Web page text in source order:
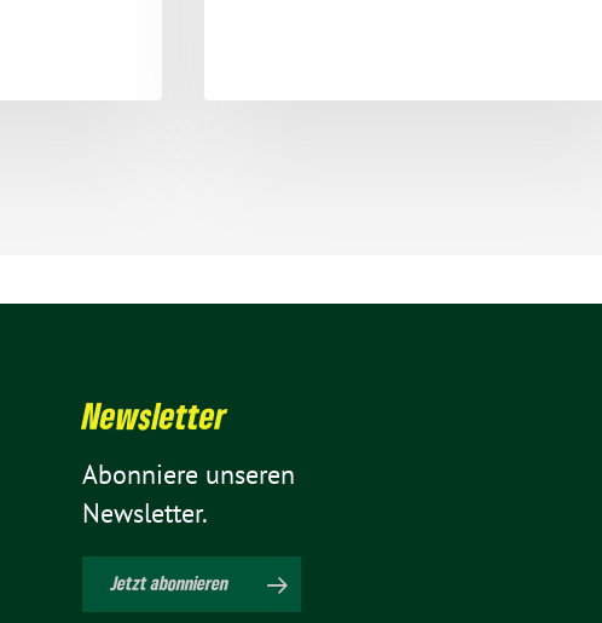
News­letter
Abon­niere unseren
Newsletter.
Jetzt abon­nieren